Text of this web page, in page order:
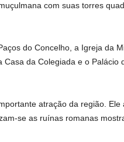
com suas torres
do Concelho, a Igreja da
Casa da Colegiada e o
atração da região.
se as ruínas romanas